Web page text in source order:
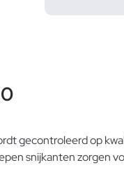
gecontroleerd op
snijkanten zorgen